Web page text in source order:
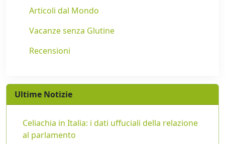
Articoli dal Mondo
Vacanze senza Glutine
Recensioni
Ultime Notizie
Celiachia in Italia: i dati uffuciali della relazione
al parlamento